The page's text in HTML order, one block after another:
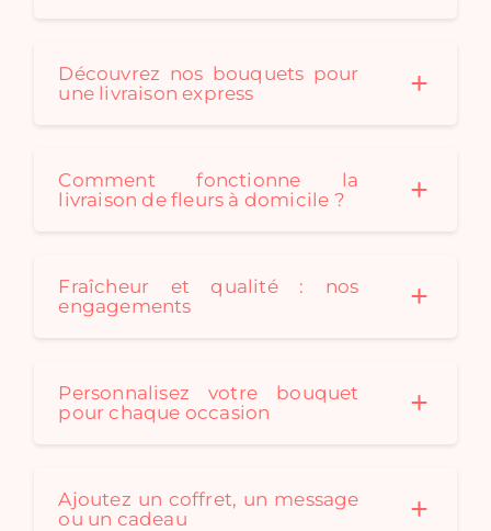
écologique !
Découvrez nos bouquets pour
une livraison express
Comment fonctionne la
livraison de fleurs à domicile ?
Fraîcheur et qualité : nos
engagements
Personnalisez votre bouquet
pour chaque occasion
Ajoutez un coffret, un message
ou un cadeau